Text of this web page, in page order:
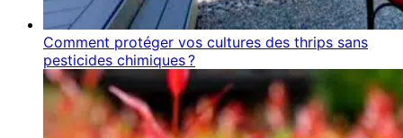
Comment protéger vos cultures des thrips sans
pesticides chimiques ?